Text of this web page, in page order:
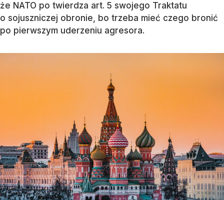
że NATO po twierdza art. 5 swojego Traktatu
o sojuszniczej obronie, bo trzeba mieć czego bronić
po pierwszym uderzeniu agresora.